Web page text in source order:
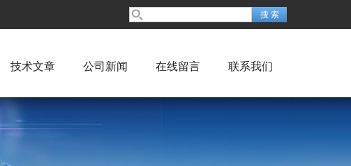
技术文章 公司新闻 在线留言 联系我们